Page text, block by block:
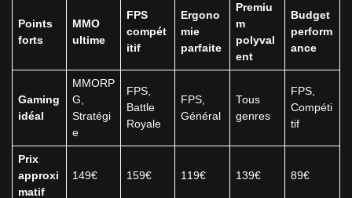
Points
forts
MMO
ultime
FPS
compét
itif
Ergono
mie
parfaite
Premiu
m
polyval
ent
Budget
perform
ance
Gaming
idéal
MMORP
G,
Stratégi
e
FPS,
Battle
Royale
FPS,
Général
Tous
genres
FPS,
Compéti
tif
Prix
approxi
matif
149€ 159€ 119€ 139€ 89€